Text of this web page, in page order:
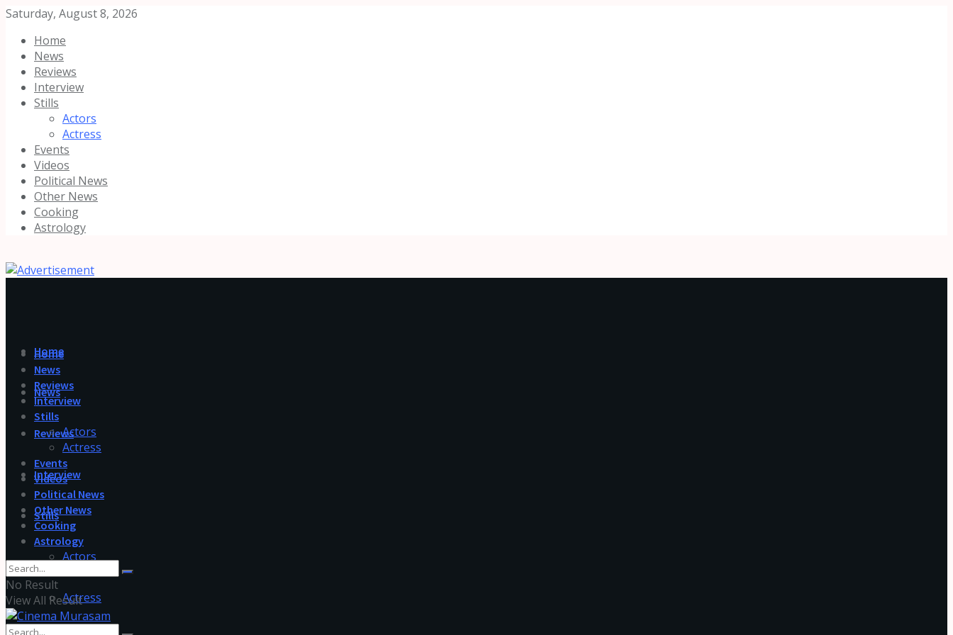
Saturday, August 8, 2026
Home
News
Reviews
Interview
Stills
Actors
Actress
Events
Videos
Political News
Other News
Cooking
Astrology
Home
News
Reviews
Interview
Stills
Actors
Actress
Home
News
Reviews
Interview
Stills
Actors
Actress
Events
Videos
Political News
Other News
Cooking
Astrology
No Result
View All Result